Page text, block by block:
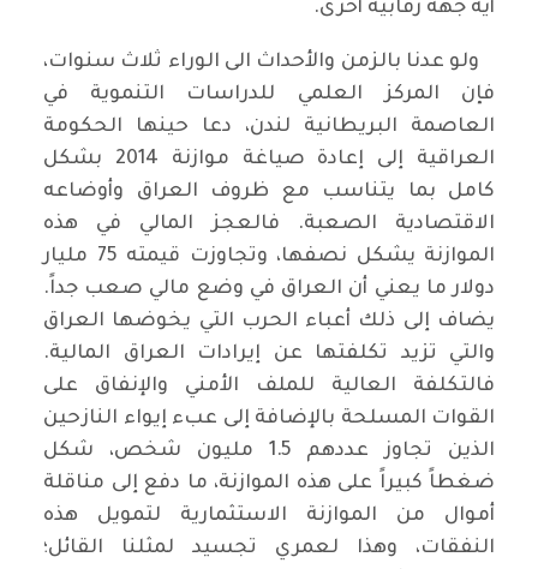
أية جهة رقابية أخرى.
ولو عدنا بالزمن والأحداث الى الوراء ثلاث سنوات،
فإن المركز العلمي للدراسات التنموية في
العاصمة البريطانية لندن، دعا حينها الحكومة
العراقية إلى إعادة صياغة موازنة 2014 بشكل
كامل بما يتناسب مع ظروف العراق وأوضاعه
الاقتصادية الصعبة. فالعجز المالي في هذه
الموازنة يشكل نصفها، وتجاوزت قيمته 75 مليار
دولار ما يعني أن العراق في وضع مالي صعب جداً.
يضاف إلى ذلك أعباء الحرب التي يخوضها العراق
والتي تزيد تكلفتها عن إيرادات العراق المالية.
فالتكلفة العالية للملف الأمني والإنفاق على
القوات المسلحة بالإضافة إلى عبء إيواء النازحين
الذين تجاوز عددهم 1.5 مليون شخص، شكل
ضغطاً كبيراً على هذه الموازنة، ما دفع إلى مناقلة
أموال من الموازنة الاستثمارية لتمويل هذه
النفقات، وهذا لعمري تجسيد لمثلنا القائل؛